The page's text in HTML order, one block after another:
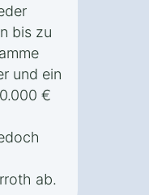
bis zu
und ein
€
ab.